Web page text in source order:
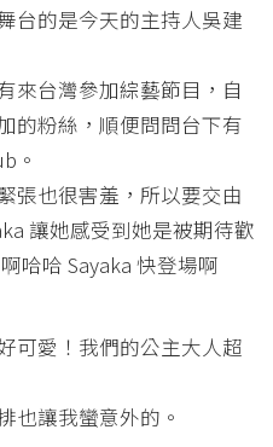
台的是今天的主持人吳建
來台灣參加綜藝節目，自
的粉絲，順便問問台下有
。
張也很害羞，所以要交由
讓她感受到她是被期待歡
哈哈 Sayaka 快登場啊
可愛！我們的公主大人超
也讓我蠻意外的。